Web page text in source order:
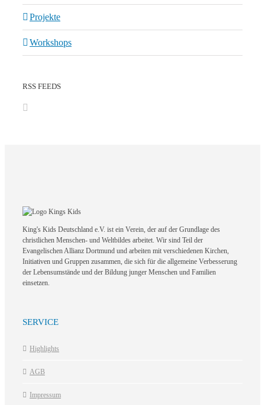
Projekte
Workshops
RSS FEEDS
King's Kids Deutschland e.V. ist ein Verein, der auf der Grundlage des
christlichen Menschen- und Weltbildes arbeitet. Wir sind Teil der
Evangelischen Allianz Dortmund und arbeiten mit verschiedenen Kirchen,
Initiativen und Gruppen zusammen, die sich für die allgemeine Verbesserung
der Lebensumstände und der Bildung junger Menschen und Familien
einsetzen.
SERVICE
Highlights
AGB
Impressum